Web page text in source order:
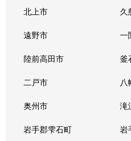
北上市 久
遠野市 一
陸前高田市 釜
二戸市 八
奥州市 滝
岩手郡雫石町 岩